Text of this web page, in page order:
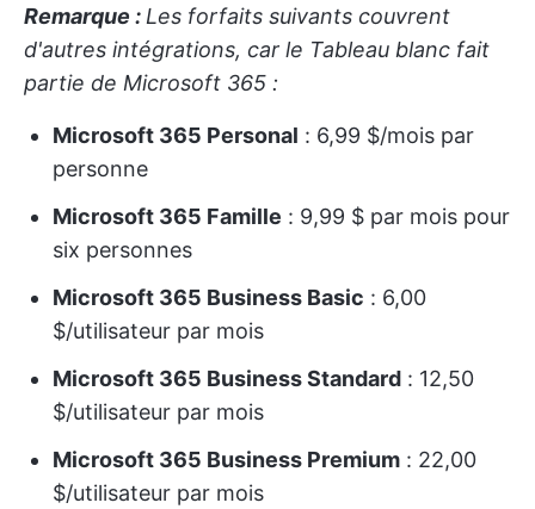
Remarque : Les forfaits suivants couvrent
d'autres intégrations, car le Tableau blanc fait
partie de Microsoft 365 :
Microsoft 365 Personal : 6,99 $/mois par
personne
Microsoft 365 Famille : 9,99 $ par mois pour
six personnes
Microsoft 365 Business Basic : 6,00
$/utilisateur par mois
Microsoft 365 Business Standard : 12,50
$/utilisateur par mois
Microsoft 365 Business Premium : 22,00
$/utilisateur par mois